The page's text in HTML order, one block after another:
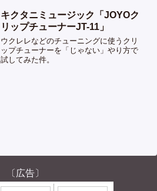
キクタニミュージック「JOYOク
リップチューナーJT-11」
ウクレレなどのチューニングに使うクリ
ップチューナーを「じゃない」やり方で
試してみた件。
〔広告〕